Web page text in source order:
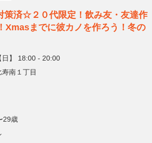
策済☆２０代限定！飲み友・友達作
Xmasまでに彼カノを作ろう！冬の
】 18:00 - 20:00
南１丁目
29歳